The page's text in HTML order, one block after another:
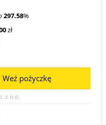
297.58%
zł
z o.o.
Weź pożyczkę